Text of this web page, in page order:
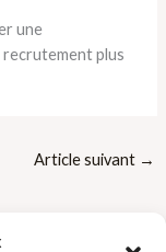
une
plus
Article suivant →